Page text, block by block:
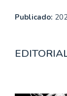
Publicado: